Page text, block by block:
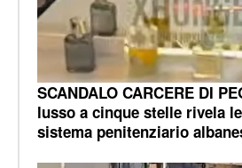
SCANDALO CARCERE DI
lusso a cinque stelle rivela
sistema penitenziario